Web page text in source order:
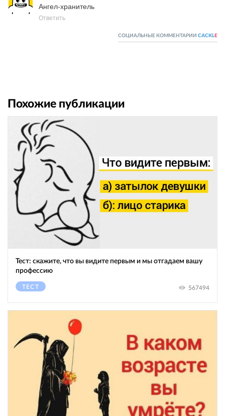
Ангел-хранитель
Ответить
СОЦИАЛЬНЫЕ КОММЕНТАРИИ CACKL E
Похожие публикации
Тест: скажите, что вы видите первым и мы отгадаем вашу
профессию
ТЕСТ 567494